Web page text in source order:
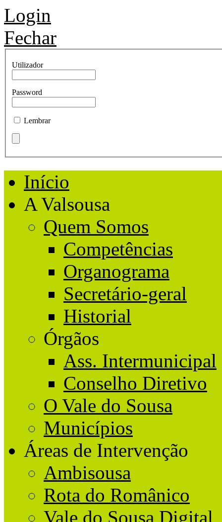
Login
Fechar
Utilizador
Password
Lembrar
Início
A Valsousa
Quem Somos
Competências
Organograma
Secretário-geral
Historial
Órgãos
Ass. Intermunicipal
Conselho Diretivo
O Vale do Sousa
Municípios
Áreas de Intervenção
Ambisousa
Rota do Românico
Vale do Sousa Digital